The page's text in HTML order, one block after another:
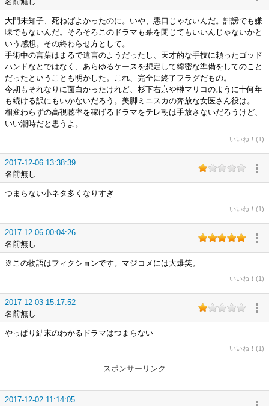
大門未知子、死ねばよかったのに。いや、悪口じゃないんだ。誹謗でも嫌
味でもないんだ。そろそろこのドラマも幕を閉じてもいいんじゃないかと
いう感想。その終わらせ方として。
手術中の言葉はまるで遺言のようだったし、天才的な手技に頼ったゴッド
ハンドなとではなく、あらゆるケースを想定して綿密な準備をしてのこと
だったということも明かした。これ、完全に終了フラグだもの。
今期もそれなりに面白かったけれど、杉下右京や榊マリコのように十何年
も続ける訳にもいかないだろう。美脚ミニスカの奔放な女医さん役は。
相変わらずの高視聴率を稼げるドラマをテレ朝は手放さないだろうけど、
いい潮時だと思うよ。
いいね！(1)
2017-12-06 13:38:39
名前無し
つまらない小ネタ多くなりすぎ
いいね！(1)
2017-12-06 00:04:26
名前無し
※この物語はフィクションです。マジコメには大爆笑。
いいね！(1)
2017-12-03 15:17:52
名前無し
やっぱり結末のわかるドラマはつまらない
いいね！(1)
スポンサーリンク
2017-12-02 11:14:05